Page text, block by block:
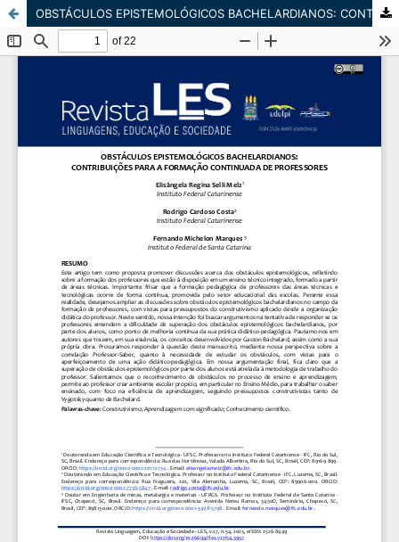
OBSTÁCULOS EPISTEMOLÓGICOS BACHELARDIANOS: CONTRIBUIÇÕES PARA A FORMAÇÃO CONTINUADA DE PROFESSORES